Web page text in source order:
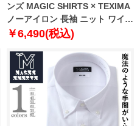
ンズ MAGIC SHIRTS × TEXIMA
ノーアイロン 長袖 ニット ワイシ
ャツ セミワイド 吸水速乾 ストレ
239024sw
￥6,490(税込)